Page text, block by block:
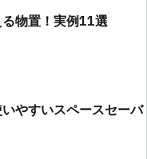
物置！実例11選
やすいスペースセーバ